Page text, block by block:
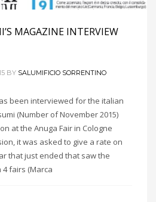
MAGAZINE INTERVIEW
BY SALUMIFICIO SORRENTINO
been interviewed for the italian
(Number of November 2015)
at the Anuga Fair in Cologne
it was asked to give a rate on
that just ended that saw the
fairs (Marca